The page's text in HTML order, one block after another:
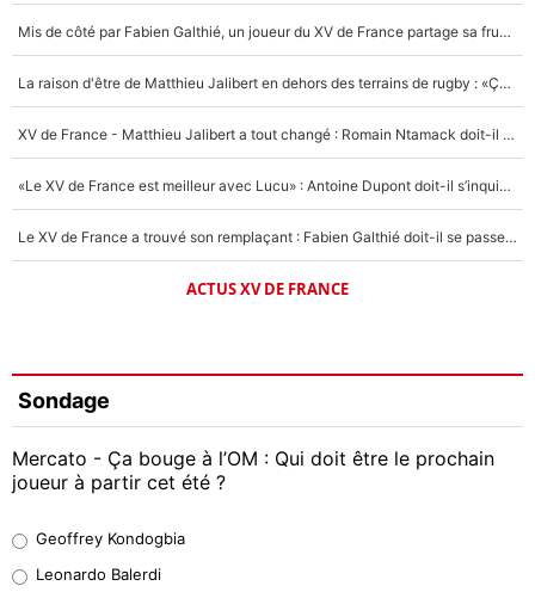
Mis de côté par Fabien Galthié, un joueur du XV de France partage sa frustration : «ils ne me l’ont pas dit tout de suite»
La raison d'être de Matthieu Jalibert en dehors des terrains de rugby : «Ça m'atteint autant que si tu touches à un membre de ma famille»
XV de France - Matthieu Jalibert a tout changé : Romain Ntamack doit-il s’inquiéter pour sa place à un an de la Coupe du monde ?
«Le XV de France est meilleur avec Lucu» : Antoine Dupont doit-il s’inquiéter pour sa place ?
Le XV de France a trouvé son remplaçant : Fabien Galthié doit-il se passer d'Antoine Dupont ?
ACTUS XV DE FRANCE
Sondage
Mercato - Ça bouge à l’OM : Qui doit être le prochain
joueur à partir cet été ?
38%
Geoffrey Kondogbia
Leonardo Balerdi